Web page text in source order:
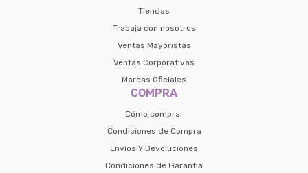
Tiendas
Trabaja con nosotros
Ventas Mayoristas
Ventas Corporativas
Marcas Oficiales
COMPRA
Cómo comprar
Condiciones de Compra
Envíos Y Devoluciones
Condiciones de Garantía